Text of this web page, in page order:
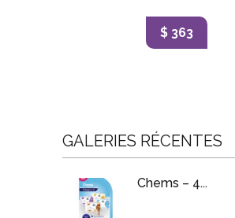
$ 363
GALERIES RÉCENTES
Chems – 4...